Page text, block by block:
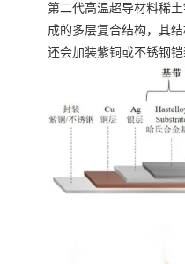
第二代高温超导材料稀
成的多层复合结构，其
还会加装紫铜或不锈钢